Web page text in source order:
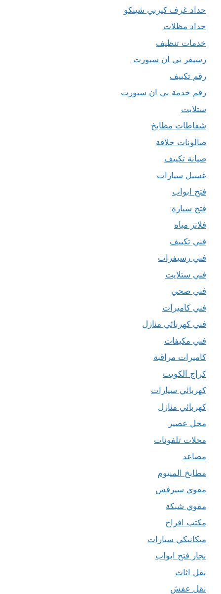
حداد غرف كيربي شينكو
حداد مظلات
خدمات تنظيف
رسيفر بي ان سبورت
رقم تكييف
رقم خدمة بي ان سبورت
ستلايت
شفاطات مطابخ
صالونات حلاقة
صيانة تكييف
غسيل سيارات
فتح ابواب
فتح سيارة
فلاتر مياه
فني تكييف
فني رسيفرات
فني ستلايت
فني صحي
فني كاميرات
فني كهربائي منازل
فني مكيفات
كاميرات مراقبة
كراج الكويت
كهربائي سيارات
كهربائي منازل
محل عصير
محلات تلفونات
مصاعد
مطابخ المنيوم
مقوي سيرفس
مقوي شبكة
مكتب افراح
ميكانيكي سيارات
نجار فتح ابواب
نقل اثاث
نقل عفش